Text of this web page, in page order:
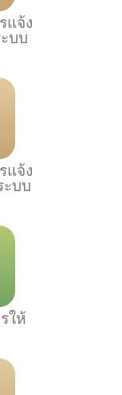
แจ้ง
บบ
แจ้ง
ะบบ
ให้